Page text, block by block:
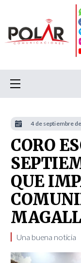
CORO
QUE
Una buena noticia
4 de septiembre